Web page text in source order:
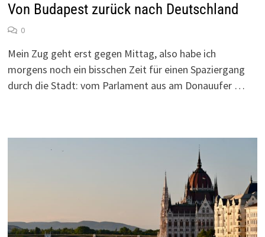
Von Budapest zurück nach Deutschland
0
Mein Zug geht erst gegen Mittag, also habe ich
morgens noch ein bisschen Zeit für einen Spaziergang
durch die Stadt: vom Parlament aus am Donauufer …